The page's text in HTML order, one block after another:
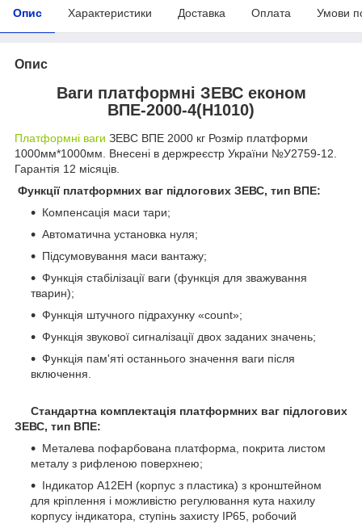
Опис Характеристики Доставка Оплата Умови
Опис
Ваги платформні ЗЕВС економ
ВПЕ-2000-4(Н1010)
Платформні ваги ЗЕВС ВПЕ 2000 кг Розмір платформи
1000мм*1000мм. Внесені в держреєстр України №У2759-12.
Гарантія 12 місяців.
Функції платформних ваг підлогових ЗЕВС, тип ВПЕ:
Компенсація маси тари;
Автоматична установка нуля;
Підсумовування маси вантажу;
Функція стабілізації ваги (функція для зважування
тварин);
Функція штучного підрахунку «count»;
Функція звукової сигналізації двох заданих значень;
Функція пам'яті останнього значення ваги після
включення.
Стандартна комплектація платформних ваг підлогових
ЗЕВС, тип ВПЕ:
Металева пофарбована платформа, покрита листом
металу з рифленою поверхнею;
Індикатор А12ЕН (корпус з пластика) з кронштейном
для кріплення і можливістю регулювання кута нахилу
корпусу індикатора, ступінь захисту IP65, робочий